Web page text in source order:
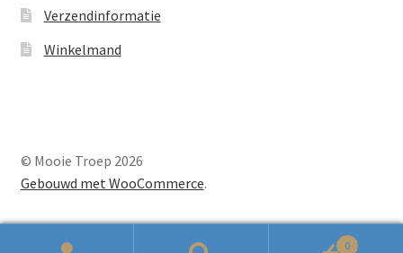
Verzendinformatie
Winkelmand
© Mooie Troep 2026
Gebouwd met WooCommerce.
0